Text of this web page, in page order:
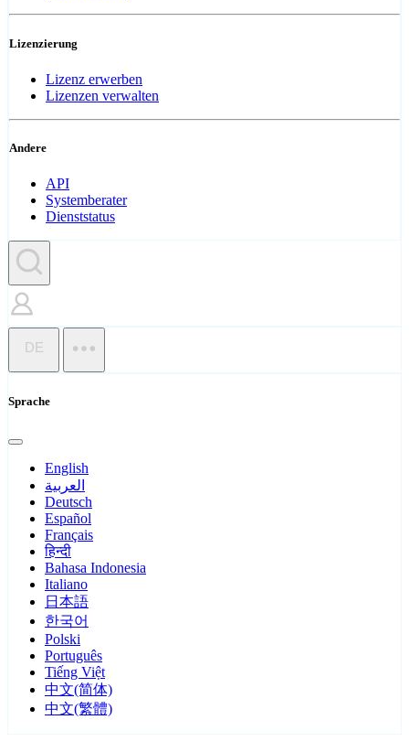
Lizenzierung
Lizenz erwerben
Lizenzen verwalten
Andere
API
Systemberater
Dienststatus
DE
Sprache
English
العربية
Deutsch
Español
Français
हिन्दी
Bahasa Indonesia
Italiano
日本語
한국어
Polski
Português
Tiếng Việt
中文(简体)
中文(繁體)